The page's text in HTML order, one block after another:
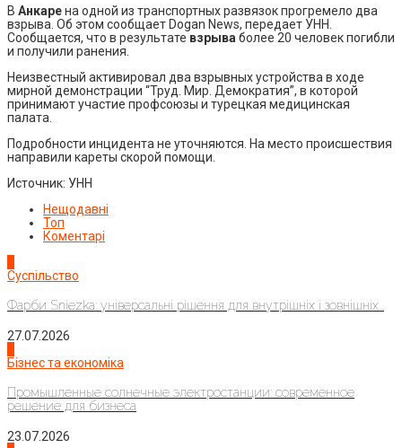
В Анкарена одной из транспортных развязок прогремело два
взрыва. Об этом сообщает Dogan News, передает УНН.
Сообщается, что в результате взрыва более 20 человек погибли
и получили ранения.
Неизвестный активировал два взрывных устройства в ходе
мирной демонстрации “Труд. Мир. Демократия”, в которой
принимают участие профсоюзы и турецкая медицинская
палата.
Подробности инцидента не уточняются. На место происшествия
направили кареты скорой помощи.
Источник: УНН
Нещодавні
Топ
Коментарі
Суспільство
Фарби Sniezka: універсальні рішення для внутрішніх і зовнішніх...
27.07.2026
Бізнес та економіка
Промышленные солнечные электростанции: современное
решение для бизнеса
23.07.2026